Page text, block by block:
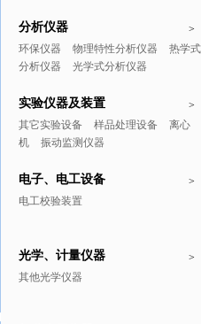
>
分析仪器
环保仪器 物理特性分析仪器
热学式
分析仪器
光学式分析仪器
>
实验仪器及装置
其它实验设备 样品处理设备
离心
机
振动监测仪器
>
电子、电工设备
电工校验装置
>
光学、计量仪器
其他光学仪器